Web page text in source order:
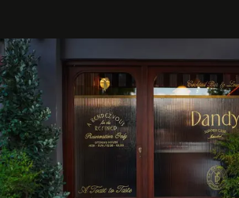
tematik gastronomi geceleri
Paylaşıma, lezzete ve müziğe
akşamlar, YAZ’ın sade lüks anlayışını
geceye taşıyarak her hafta farklı bir